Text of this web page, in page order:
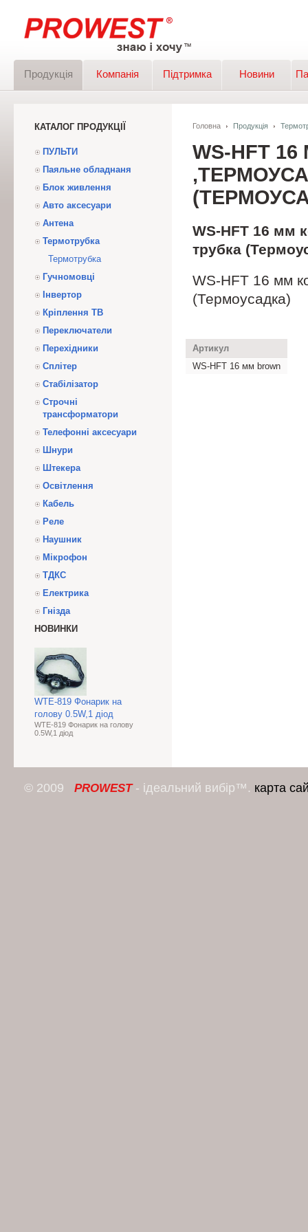
Продукція Компанія Підтримка Новини
КАТАЛОГ ПРОДУКЦІЇ
ПУЛЬТИ
Паяльне обладнаня
Блок живлення
Авто аксесуари
Антена
Термотрубка
Термотрубка
Гучномовці
Інвертор
Кріплення ТВ
Переключатели
Перехідники
Сплітер
Стабілізатор
Строчні
трансформатори
Телефонні аксесуари
Шнури
Штекера
Освітлення
Кабель
Реле
Наушник
Мікрофон
ТДКС
Електрика
Гнізда
НОВИНКИ
WTE-819 Фонарик на
голову 0.5W,1 діод
WTE-819 Фонарик на голову
0.5W,1 діод
Головна Продукція
WS-HFT
WS-HFT 16 мм
трубка
WS-HFT 16 мм
(Термоусадка)
Артикул
WS-HFT 16 мм brown
© 2009 PROWEST- ідеальний вибір™. карта